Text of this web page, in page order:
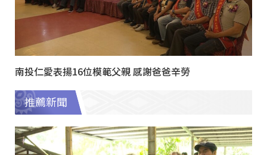
南投仁愛表揚16位模範父親 感謝爸爸辛勞
推薦新聞